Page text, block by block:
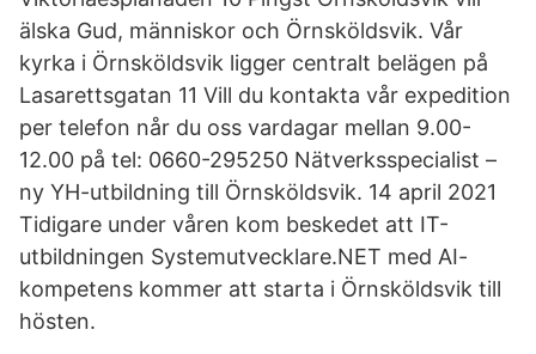
älska Gud, människor och Örnsköldsvik. Vår
kyrka i Örnsköldsvik ligger centralt belägen på
Lasarettsgatan 11 Vill du kontakta vår expedition
per telefon når du oss vardagar mellan 9.00-
12.00 på tel: 0660-295250 Nätverksspecialist –
ny YH-utbildning till Örnsköldsvik. 14 april 2021
Tidigare under våren kom beskedet att IT-
utbildningen Systemutvecklare.NET med AI-
kompetens kommer att starta i Örnsköldsvik till
hösten.